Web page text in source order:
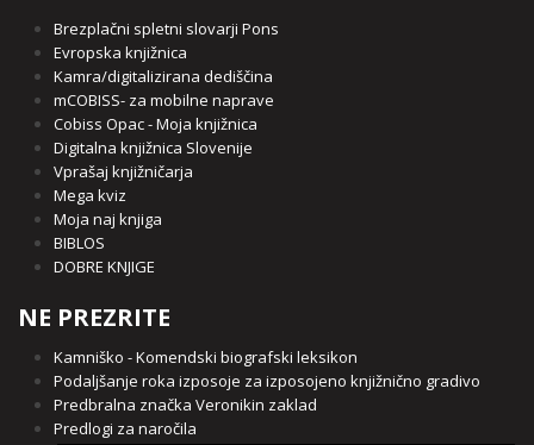
Brezplačni spletni slovarji Pons
Evropska knjižnica
Kamra/digitalizirana dediščina
mCOBISS- za mobilne naprave
Cobiss Opac - Moja knjižnica
Digitalna knjižnica Slovenije
Vprašaj knjižničarja
Mega kviz
Moja naj knjiga
BIBLOS
DOBRE KNJIGE
NE PREZRITE
Kamniško - Komendski biografski leksikon
Podaljšanje roka izposoje za izposojeno knjižnično gradivo
Predbralna značka Veronikin zaklad
Predlogi za naročila